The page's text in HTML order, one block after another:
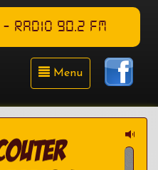
- RADIO 90.2 FM
Menu